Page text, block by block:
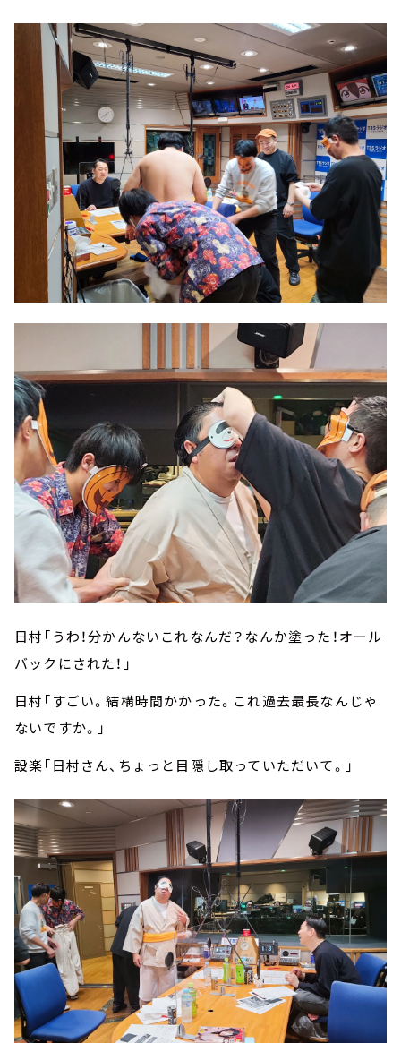
日村「うわ！分かんないこれなんだ？なんか塗った！オール
バックにされた！」
日村「すごい。結構時間かかった。これ過去最長なんじゃ
ないですか。」
設楽「日村さん、ちょっと目隠し取っていただいて。」